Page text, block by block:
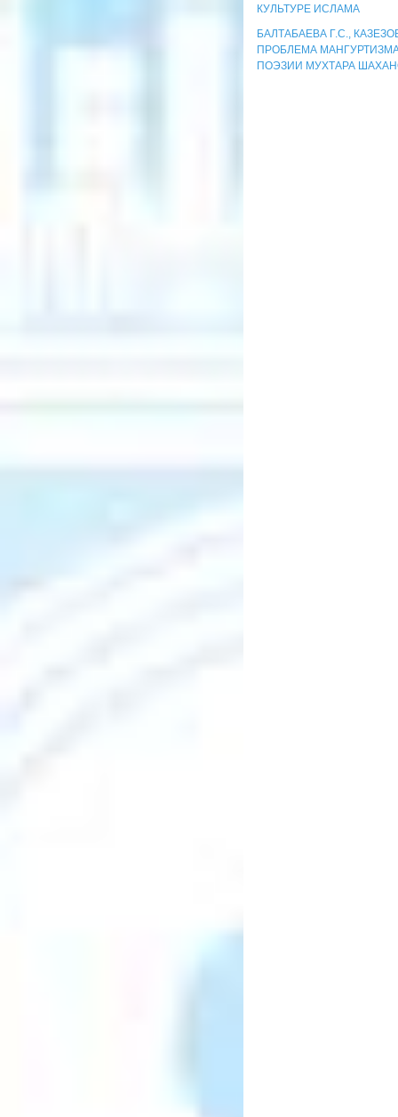
КУЛЬТУРЕ ИСЛАМА
БАЛТАБАЕВА Г.С.,
ПРОБЛЕМА
ПОЭЗИИ МУХТАРА